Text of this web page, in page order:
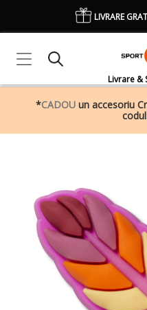
Livrare &
LIVRARE
*CADOU un accesoriu